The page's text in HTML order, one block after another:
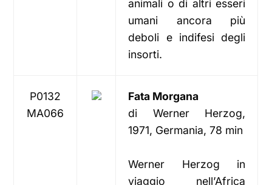
animali o di altri esseri
umani ancora più
deboli e indifesi degli
insorti.
P0132
MA066
Fata Morgana
di Werner Herzog,
1971, Germania, 78 min
Werner Herzog in
viaggio nell’Africa